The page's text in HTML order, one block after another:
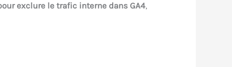
exclure le trafic interne dans GA4,